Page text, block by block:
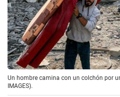
Un hombre camina con un colchón por
IMAGES).